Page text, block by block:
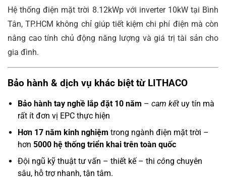
Hệ thống điện mặt trời 8.12kWp với inverter 10kW tại Bình
Tân, TP.HCM không chỉ giúp tiết kiệm chi phí điện mà còn
nâng cao tính chủ động năng lượng và giá trị tài sản cho
gia đình.
Bảo hành & dịch vụ khác biệt từ LITHACO
Bảo hành tay nghề lắp đặt 10 năm – cam kết uy tín mà
rất ít đơn vị EPC thực hiện
Hơn 17 năm kinh nghiệm trong ngành điện mặt trời –
hơn 5000 hệ thống triển khai trên toàn quốc
Đội ngũ kỹ thuật tư vấn – thiết kế – thi công chuyên
sâu, hỗ trợ nhanh, tận tâm.